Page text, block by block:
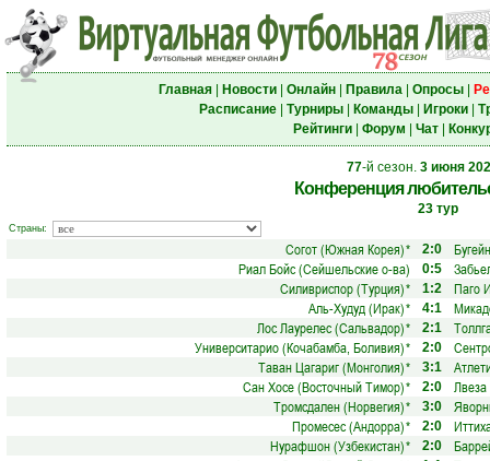
Главная| Новости| Онлайн| Правила| Опросы|
Расписание| Турниры| Команды| Игроки|
Рейтинги| Форум Чат|
77-й сезон. 3 июня
Конференция
23 тур
Страны:
Согот (Южная Корея)* 2:0
Риал Бойс (Сейшельские о-ва)
0:5
Силивриспор (Турция)* 1:2
Паго
Аль-Худуд (Ирак)* 4:1
Лос Лаурелес (Сальвадор)* 2:1
Университарио (Кочабамба, Боливия)* 2:0
Таван Цагариг (Монголия)* 3:1
Сан Хосе (Восточный Тимор)* 2:0
Тромсдален (Норвегия)* 3:0
Промесес (Андорра)* 2:0
Нурафшон (Узбекистан)* 2:0